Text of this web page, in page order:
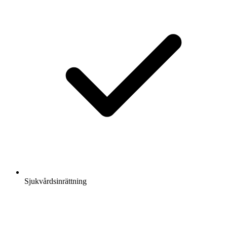
Sjukvårdsinrättning